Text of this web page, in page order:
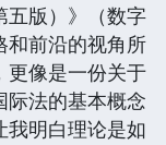
五版）》（数字
和前沿的视角所
更像是一份关于
际法的基本概念
我明白理论是如